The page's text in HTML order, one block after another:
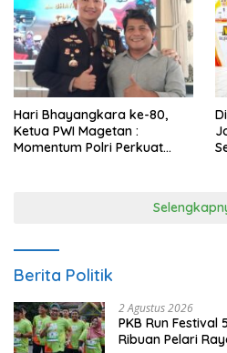
Hari Bhayangkara ke-80,
Ketua PWI Magetan :
Momentum Polri Perkuat
Berita Politik
2 Agustus 2026
PKB Run
Ribuan Pelari